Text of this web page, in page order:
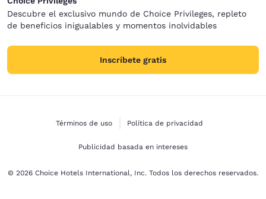
Descubre el exclusivo mundo de Choice Privileges, repleto
de beneficios inigualables y momentos inolvidables
Inscríbete gratis
Términos de uso Política de privacidad
Publicidad basada en intereses
© 2026 Choice Hotels International, Inc. Todos los derechos reservados.